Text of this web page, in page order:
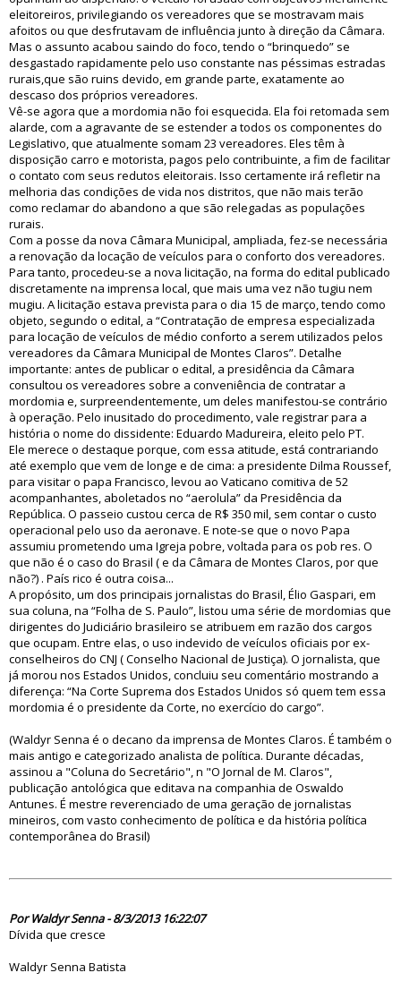
eleitoreiros, privilegiando os vereadores que se mostravam mais
afoitos ou que desfrutavam de influência junto à direção da Câmara.
Mas o assunto acabou saindo do foco, tendo o “brinquedo” se
desgastado rapidamente pelo uso constante nas péssimas estradas
rurais,que são ruins devido, em grande parte, exatamente ao
descaso dos próprios vereadores.
Vê-se agora que a mordomia não foi esquecida. Ela foi retomada sem
alarde, com a agravante de se estender a todos os componentes do
Legislativo, que atualmente somam 23 vereadores. Eles têm à
disposição carro e motorista, pagos pelo contribuinte, a fim de facilitar
o contato com seus redutos eleitorais. Isso certamente irá refletir na
melhoria das condições de vida nos distritos, que não mais terão
como reclamar do abandono a que são relegadas as populações
rurais.
Com a posse da nova Câmara Municipal, ampliada, fez-se necessária
a renovação da locação de veículos para o conforto dos vereadores.
Para tanto, procedeu-se a nova licitação, na forma do edital publicado
discretamente na imprensa local, que mais uma vez não tugiu nem
mugiu. A licitação estava prevista para o dia 15 de março, tendo como
objeto, segundo o edital, a “Contratação de empresa especializada
para locação de veículos de médio conforto a serem utilizados pelos
vereadores da Câmara Municipal de Montes Claros”. Detalhe
importante: antes de publicar o edital, a presidência da Câmara
consultou os vereadores sobre a conveniência de contratar a
mordomia e, surpreendentemente, um deles manifestou-se contrário
à operação. Pelo inusitado do procedimento, vale registrar para a
história o nome do dissidente: Eduardo Madureira, eleito pelo PT.
Ele merece o destaque porque, com essa atitude, está contrariando
até exemplo que vem de longe e de cima: a presidente Dilma Roussef,
para visitar o papa Francisco, levou ao Vaticano comitiva de 52
acompanhantes, aboletados no “aerolula” da Presidência da
República. O passeio custou cerca de R$ 350 mil, sem contar o custo
operacional pelo uso da aeronave. E note-se que o novo Papa
assumiu prometendo uma Igreja pobre, voltada para os pob res. O
que não é o caso do Brasil ( e da Câmara de Montes Claros, por que
não?) . País rico é outra coisa...
A propósito, um dos principais jornalistas do Brasil, Élio Gaspari, em
sua coluna, na “Folha de S. Paulo”, listou uma série de mordomias que
dirigentes do Judiciário brasileiro se atribuem em razão dos cargos
que ocupam. Entre elas, o uso indevido de veículos oficiais por ex-
conselheiros do CNJ ( Conselho Nacional de Justiça). O jornalista, que
já morou nos Estados Unidos, concluiu seu comentário mostrando a
diferença: “Na Corte Suprema dos Estados Unidos só quem tem essa
mordomia é o presidente da Corte, no exercício do cargo”.
(Waldyr Senna é o decano da imprensa de Montes Claros. É também o
mais antigo e categorizado analista de política. Durante décadas,
assinou a "Coluna do Secretário", n "O Jornal de M. Claros",
publicação antológica que editava na companhia de Oswaldo
Antunes. É mestre reverenciado de uma geração de jornalistas
mineiros, com vasto conhecimento de política e da história política
contemporânea do Brasil)
Por Waldyr Senna - 8/3/2013 16:22:07
Dívida que cresce
Waldyr Senna Batista